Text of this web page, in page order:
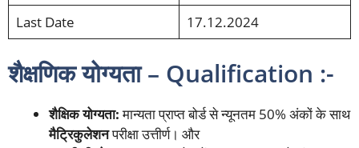
Last Date
17.12.2024
शैक्षणिक योग्यता – Qualification :-
शैक्षिक योग्यता:मान्यता प्राप्त बोर्ड से न्यूनतम 50% अंकों के साथ
मैट्रिकुलेशनपरीक्षा उत्तीर्ण। और ​​